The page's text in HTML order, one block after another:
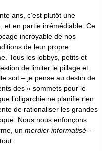
ans, c’est plutôt une
et en partie irrémédiable. Ce
incroyable de nos
de leur propre
Tous les lobbys, petits et
de limiter le pillage et
soit – je pense au destin de
des « sommets pour le
l’oligarchie ne planifie rien
de rationaliser les grandes
Nous nous enfonçons
un merdier informatisé –